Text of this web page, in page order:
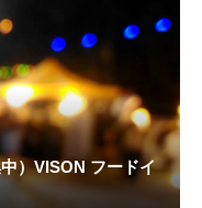
）VISON フードイ